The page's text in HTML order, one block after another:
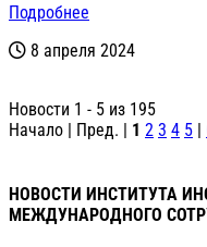
Подробнее
8 апреля 2024
Новости 1 - 5 из 195
Начало | Пред. | 1 2 3 4 5 |
НОВОСТИ ИНСТИТУТА
МЕЖДУНАРОДНОГО